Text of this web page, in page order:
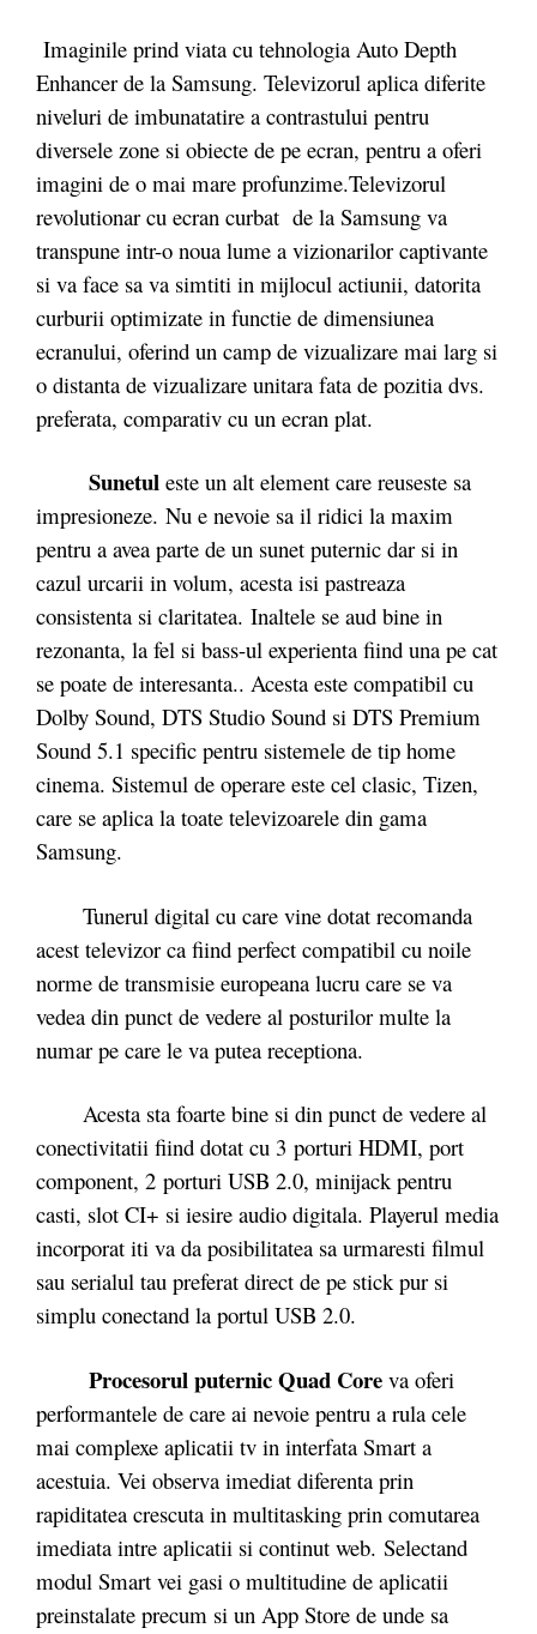
Imaginile prind viata cu tehnologia Auto Depth
Enhancer de la Samsung. Televizorul aplica diferite
niveluri de imbunatatire a contrastului pentru
diversele zone si obiecte de pe ecran, pentru a oferi
imagini de o mai mare profunzime.Televizorul
revolutionar cu ecran curbat de la Samsung va
transpune intr-o noua lume a vizionarilor captivante
si va face sa va simtiti in mijlocul actiunii, datorita
curburii optimizate in functie de dimensiunea
ecranului, oferind un camp de vizualizare mai larg si
o distanta de vizualizare unitara fata de pozitia dvs.
preferata, comparativ cu un ecran plat.
Sunetul este un alt element care reuseste sa
impresioneze. Nu e nevoie sa il ridici la maxim
pentru a avea parte de un sunet puternic dar si in
cazul urcarii in volum, acesta isi pastreaza
consistenta si claritatea. Inaltele se aud bine in
rezonanta, la fel si bass-ul experienta fiind una pe cat
se poate de interesanta.. Acesta este compatibil cu
Dolby Sound, DTS Studio Sound si DTS Premium
Sound 5.1 specific pentru sistemele de tip home
cinema. Sistemul de operare este cel clasic, Tizen,
care se aplica la toate televizoarele din gama
Samsung.
Tunerul digital cu care vine dotat recomanda
acest televizor ca fiind perfect compatibil cu noile
norme de transmisie europeana lucru care se va
vedea din punct de vedere al posturilor multe la
numar pe care le va putea receptiona.
Acesta sta foarte bine si din punct de vedere al
conectivitatii fiind dotat cu 3 porturi HDMI, port
component, 2 porturi USB 2.0, minijack pentru
casti, slot CI+ si iesire audio digitala. Playerul media
incorporat iti va da posibilitatea sa urmaresti filmul
sau serialul tau preferat direct de pe stick pur si
simplu conectand la portul USB 2.0.
Procesorul puternic Quad Core va oferi
performantele de care ai nevoie pentru a rula cele
mai complexe aplicatii tv in interfata Smart a
acestuia. Vei observa imediat diferenta prin
rapiditatea crescuta in multitasking prin comutarea
imediata intre aplicatii si continut web. Selectand
modul Smart vei gasi o multitudine de aplicatii
preinstalate precum si un App Store de unde sa